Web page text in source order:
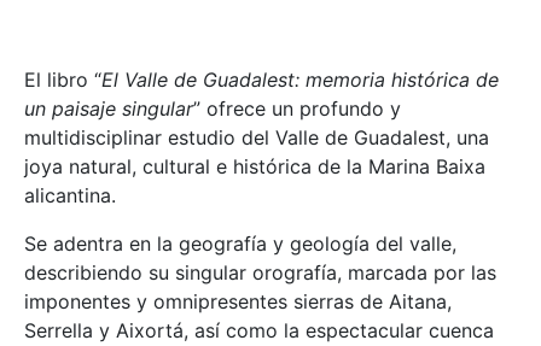
El libro “El Valle de Guadalest: memoria histórica de
un paisaje singular” ofrece un profundo y
multidisciplinar estudio del Valle de Guadalest, una
joya natural, cultural e histórica de la Marina Baixa
alicantina.
Se adentra en la geografía y geología del valle,
describiendo su singular orografía, marcada por las
imponentes y omnipresentes sierras de Aitana,
Serrella y Aixortá, así como la espectacular cuenca